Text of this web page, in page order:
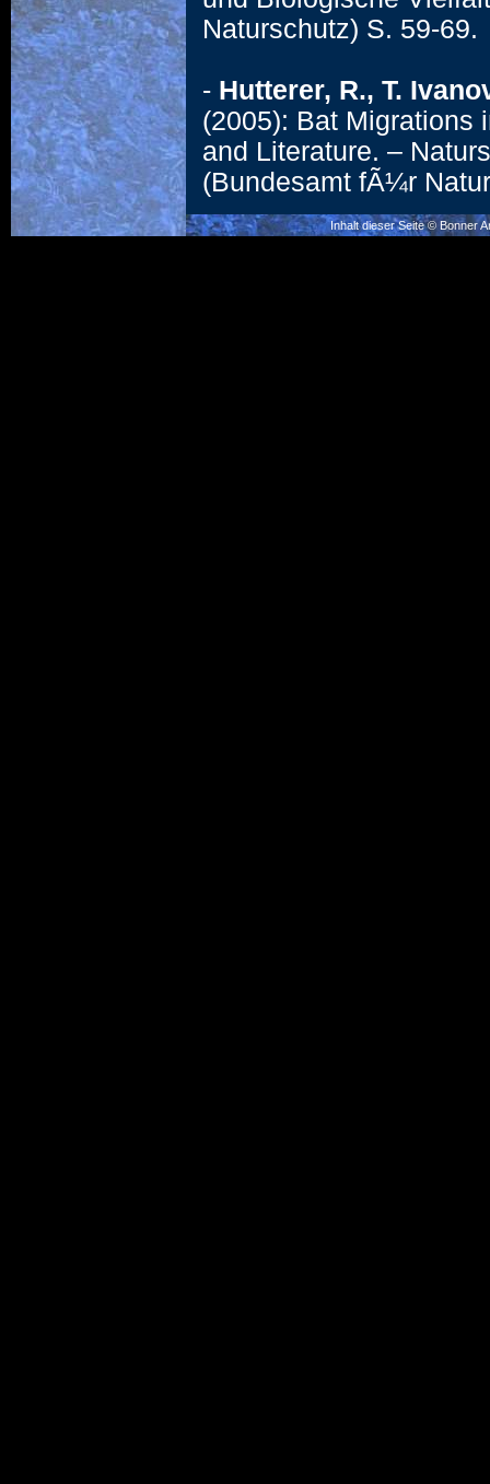
Naturschutz) S. 59-69.
- Hutterer, R., T.
(2005): Bat Migrations
and Literature. –
(Bundesamt fÃ¼r
Inhalt dieser Seite © Bonner